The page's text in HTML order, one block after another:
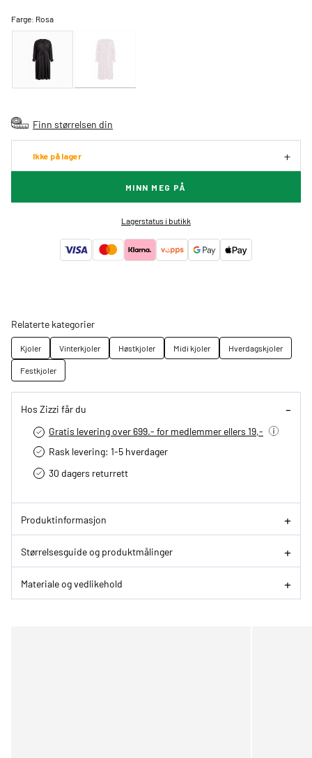
Farge: Rosa
Finn størrelsen din
Ikke på lager
MINN MEG PÅ
Lagerstatus i butikk
Relaterte kategorier
Kjoler Vinterkjoler Høstkjoler Midi kjoler
Hverdagskjoler
Festkjoler
Hos Zizzi får du
Gratis levering over 699.- for medlemmer ellers 19,-
Rask levering: 1-5 hverdager
30 dagers returrett
Produktinformasjon
Størrelsesguide og produktmålinger
Materiale og vedlikehold